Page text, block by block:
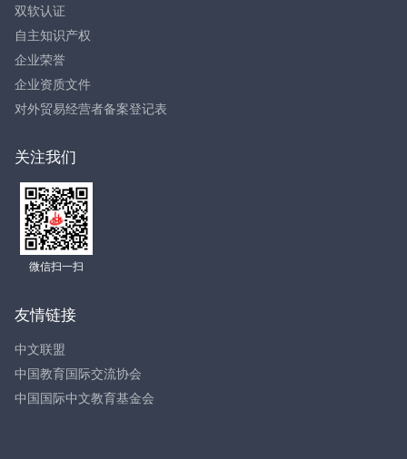
双软认证
自主知识产权
企业荣誉
企业资质文件
对外贸易经营者备案登记表
关注我们
微信扫一扫
友情链接
中文联盟
中国教育国际交流协会
中国国际中文教育基金会